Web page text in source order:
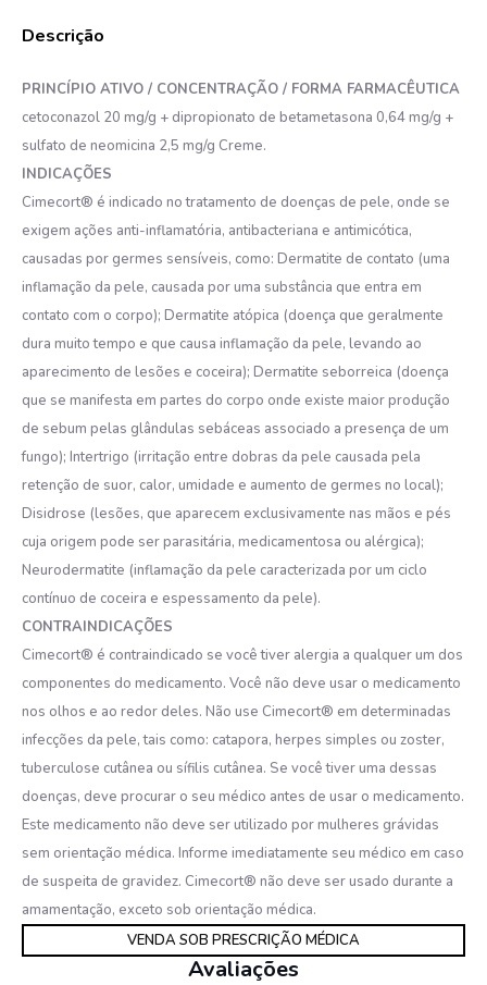
PRINCÍPIO ATIVO / CONCENTRAÇÃO / FORMA FARMACÊUTICA
cetoconazol 20 mg/g + dipropionato de betametasona 0,64 mg/g +
sulfato de neomicina 2,5 mg/g Creme.
INDICAÇÕES
Cimecort® é indicado no tratamento de doenças de pele, onde se
exigem ações anti-inflamatória, antibacteriana e antimicótica,
causadas por germes sensíveis, como: Dermatite de contato (uma
inflamação da pele, causada por uma substância que entra em
contato com o corpo); Dermatite atópica (doença que geralmente
dura muito tempo e que causa inflamação da pele, levando ao
aparecimento de lesões e coceira); Dermatite seborreica (doença
que se manifesta em partes do corpo onde existe maior produção
de sebum pelas glândulas sebáceas associado a presença de um
fungo); Intertrigo (irritação entre dobras da pele causada pela
retenção de suor, calor, umidade e aumento de germes no local);
Disidrose (lesões, que aparecem exclusivamente nas mãos e pés
cuja origem pode ser parasitária, medicamentosa ou alérgica);
Neurodermatite (inflamação da pele caracterizada por um ciclo
contínuo de coceira e espessamento da pele).
CONTRAINDICAÇÕES
Cimecort® é contraindicado se você tiver alergia a qualquer um dos
componentes do medicamento. Você não deve usar o medicamento
nos olhos e ao redor deles. Não use Cimecort® em determinadas
infecções da pele, tais como: catapora, herpes simples ou zoster,
tuberculose cutânea ou sífilis cutânea. Se você tiver uma dessas
doenças, deve procurar o seu médico antes de usar o medicamento.
Este medicamento não deve ser utilizado por mulheres grávidas
sem orientação médica. Informe imediatamente seu médico em caso
de suspeita de gravidez. Cimecort® não deve ser usado durante a
amamentação, exceto sob orientação médica.
VENDA SOB PRESCRIÇÃO MÉDICA
Avaliações